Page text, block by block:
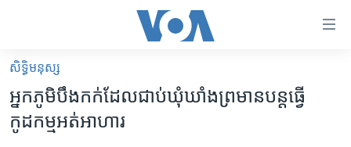
គេហទំព័រ​
ទាក់ទង
រំលង​
និង​
អន្តរជាតិ
អាមេរិក
សិទ្ធិ​មនុស្ស
អ្នក​ភូមិ​បឹងកក់​ដែល​ជាប់​ឃុំឃាំង​ព្រមាន​បន្ត​ធ្វើ​
កូដកម្ម​អត់​អាហារ